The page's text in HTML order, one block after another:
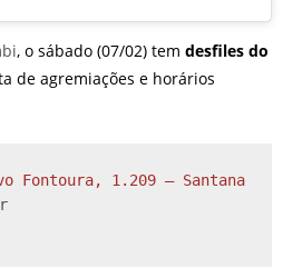
, o sábado (07/02) tem desfiles do
de agremiações e horários
Fontoura, 1.209 – Santana